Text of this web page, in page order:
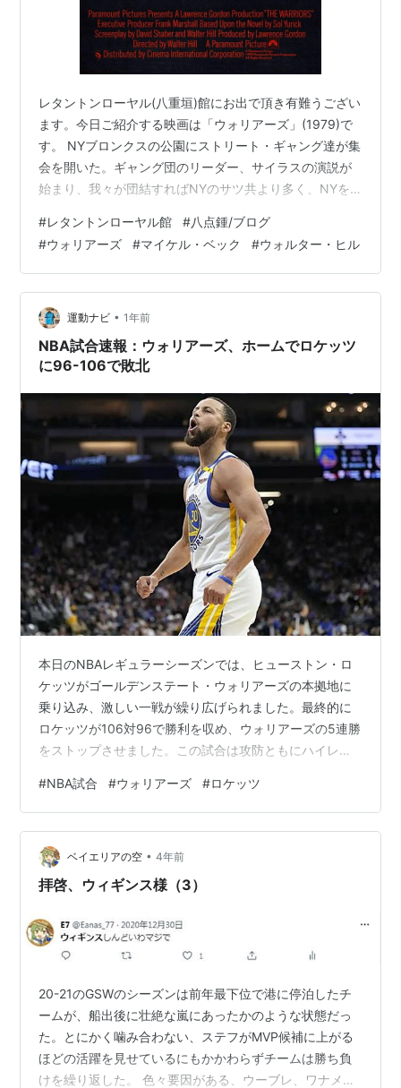
レタントンローヤル(八重垣)館にお出で頂き有難うござい
ます。今日ご紹介する映画は「ウォリアーズ」(1979)で
す。 NYブロンクスの公園にストリート・ギャング達が集
会を開いた。ギャング団のリーダー、サイラスの演説が
始まり、我々が団結すればNYのサツ共より多く、NYを
しまう。そんな時、「ローグス」のリーダー、ルーサー
は「ウォリアーズ」が殺したと言い、「ウォリアーズ」
を追跡し始める。 殺したのはルーサーだったがストリー
ト・ギャング達が執拗に追跡し始め、「ウォリアーズ」
リーダー、スワン(マイケル・ベック)はリンチを避ける
為、仲間と途中彼ら共にに行動す…
#レタントンローヤル館 #八点鍾/ブログ
#ウォリアーズ #マイケル・ベック #ウォルター・ヒル
運動ナビ • 1年前
NBA試合速報：ウォリアーズ、ホームでロケッツ
に96-106で敗北
本日のNBAレギュラーシーズンでは、ヒューストン・ロ
ケッツがゴールデンステート・ウォリアーズの本拠地に
乗り込み、激しい一戦が繰り広げられました。最終的に
ロケッツが106対96で勝利を収め、ウォリアーズの5連勝
をストップさせました。この試合は攻防ともにハイレベ
ーのクラッチタイムでの活躍により、アウェイで価値あ
る勝利を手にしました。 第1クォーターは両チームとも守
備の強度が非常に高く、ウォリアーズはディフェンスで
ロケッツをわずか18得点に抑えました。一方のロケッツ
はカリーへの厳しいマークで、彼の得意なスペースを封
#NBA試合 #ウォリアーズ #ロケッツ
ベイエリアの空 • 4年前
拝啓、ウィギンス様（3）
20-21のGSWのシーズンは前年最下位で港に停泊したチ
ームが、船出後に壮絶な嵐にあったかのような状態だっ
た。とにかく噛み合わない、ステフがMVP候補に上がる
ほどの活躍を見せているにもかかわらずチームは勝ち負
けを繰り返した。 色々要因がある、ウーブレ、ワナメイ